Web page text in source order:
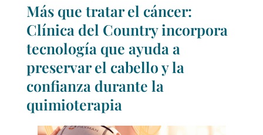
Más que tratar el cáncer:
Clínica del Country incorpora
tecnología que ayuda a
preservar el cabello y la
confianza durante la
quimioterapia